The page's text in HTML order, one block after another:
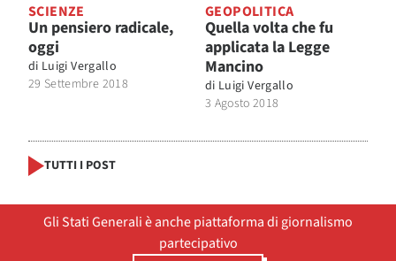
SCIENZE
Un pensiero radicale,
oggi
di Luigi Vergallo
29 Settembre 2018
GEOPOLITICA
Quella volta che fu
applicata la Legge
Mancino
di Luigi Vergallo
3 Agosto 2018
TUTTI I POST
Gli Stati Generali è anche piattaforma di giornalismo
partecipativo